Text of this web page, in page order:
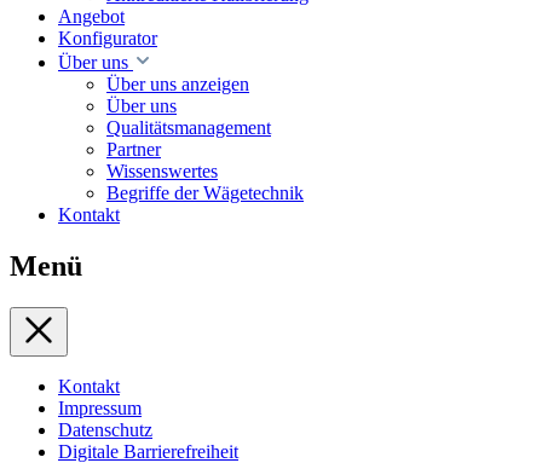
Angebot
Konfigurator
Über uns
Über uns anzeigen
Über uns
Qualitätsmanagement
Partner
Wissenswertes
Begriffe der Wägetechnik
Kontakt
Menü
Kontakt
Impressum
Datenschutz
Digitale Barrierefreiheit